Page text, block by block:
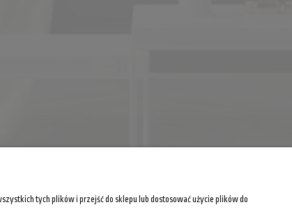
O NAS
tych plików i przejść do sklepu lub dostosować użycie plików do